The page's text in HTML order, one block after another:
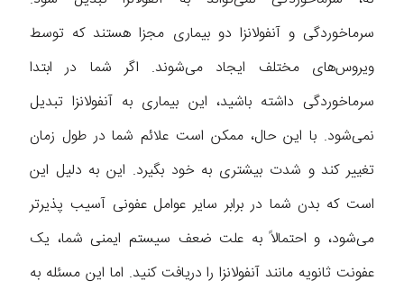
سرماخوردگی و آنفولانزا دو بیماری مجزا هستند که توسط
ویروس‌های مختلف ایجاد می‌شوند. اگر شما در ابتدا
سرماخوردگی داشته باشید، این بیماری به آنفولانزا تبدیل
نمی‌شود. با این حال، ممکن است علائم شما در طول زمان
تغییر کند و شدت بیشتری به خود بگیرد. این به دلیل این
است که بدن شما در برابر سایر عوامل عفونی آسیب پذیرتر
می‌شود، و احتمالاً به علت ضعف سیستم ایمنی شما، یک
عفونت ثانویه مانند آنفولانزا را دریافت کنید. اما این مسئله به